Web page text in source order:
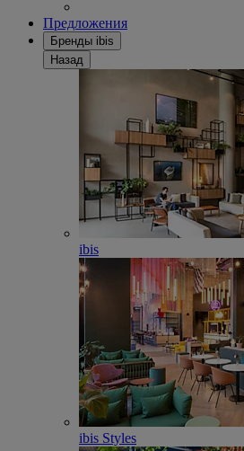
Предложения
Бренды ibis
Назад
ibis
ibis Styles